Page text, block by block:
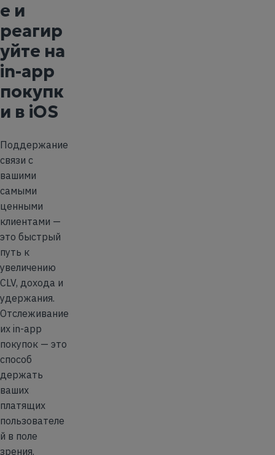
е и
реагир
уйте на
in-app
покупк
и в iOS
Поддержание
связи с
вашими
самыми
ценными
клиентами —
это быстрый
путь к
увеличению
CLV, дохода и
удержания.
Отслеживание
их in-app
покупок — это
способ
держать
ваших
платящих
пользователе
й в поле
зрения.